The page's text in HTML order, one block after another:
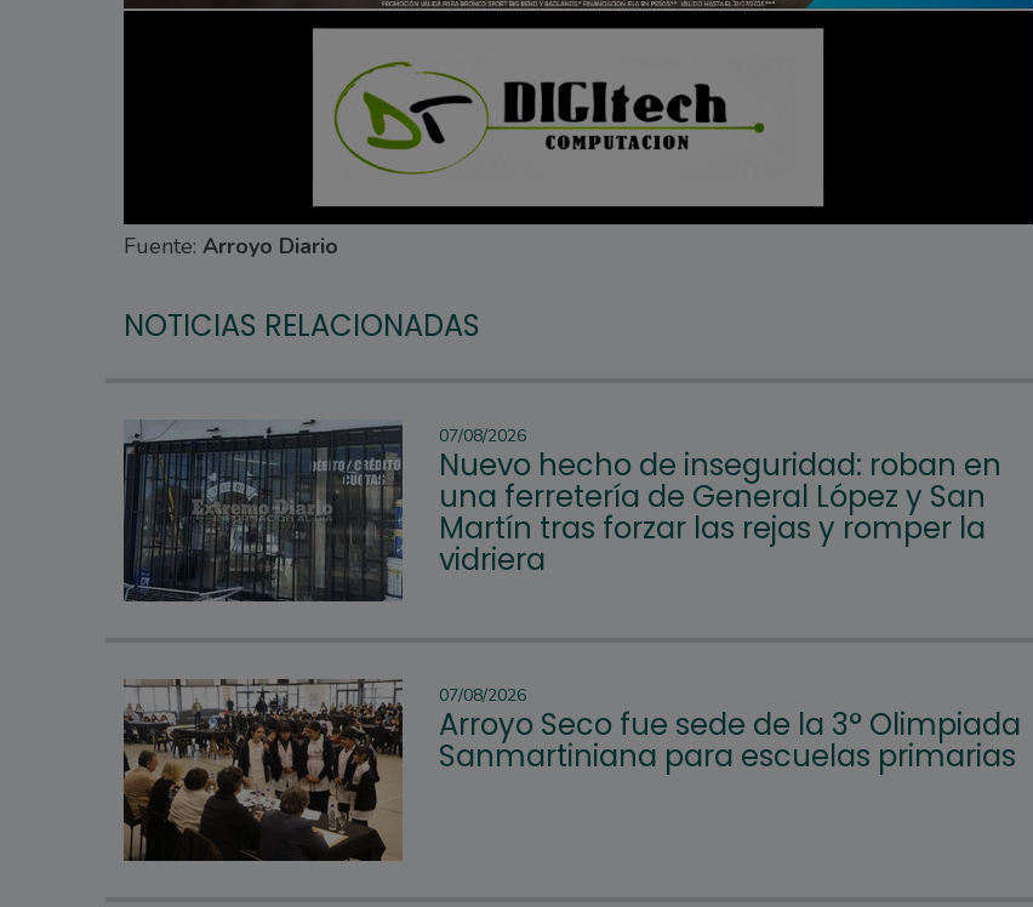
Fuente: Arroyo Diario
NOTICIAS RELACIONADAS
07/08/2026
Nuevo hecho de inseguridad: roban en
una ferretería de General López y San
Martín tras forzar las rejas y romper la
vidriera
07/08/2026
Arroyo Seco fue sede de la 3° Olimpiada
Sanmartiniana para escuelas primarias